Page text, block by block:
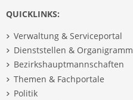
QUICKLINKS:
Verwaltung & Serviceportal
Dienststellen & Organigramm
Bezirkshauptmannschaften
Themen & Fachportale
Politik